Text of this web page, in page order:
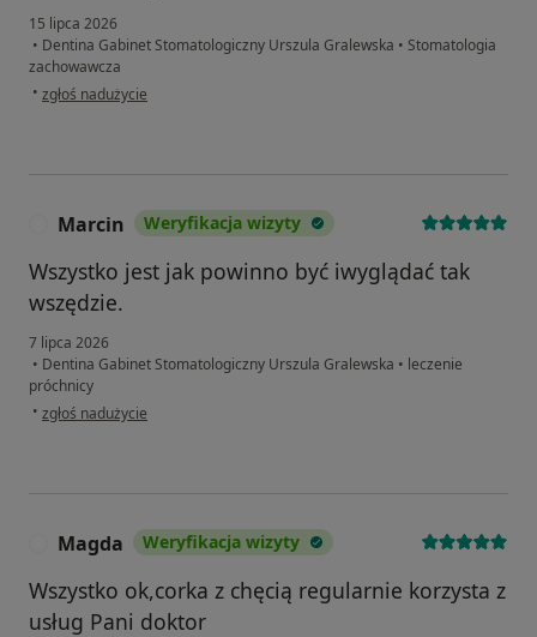
15 lipca 2026
• Dentina Gabinet Stomatologiczny Urszula Gralewska • Stomatologia
zachowawcza
• w opinii użytkownika MMNC
zgłoś nadużycie
Marcin Weryfikacja wizyty
Wszystko jest jak powinno być iwyglądać tak
wszędzie.
7 lipca 2026
• Dentina Gabinet Stomatologiczny Urszula Gralewska • leczenie
próchnicy
• w opinii użytkownika Marcin
zgłoś nadużycie
Magda Weryfikacja wizyty
Wszystko ok,corka z chęcią regularnie korzysta z
usług Pani doktor